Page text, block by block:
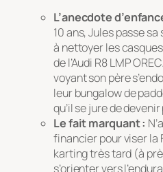
L’anecdote
10 ans, Jules passe
à nettoyer les
de l’Audi R8 LMP
voyant son père
leur bungalow de
qu’il se jure de
Le fait marquant :
financier pour viser la
karting très tard (à
s’orienter vers